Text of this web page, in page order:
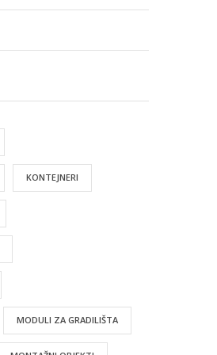
KONTEJNERI
MODULI ZA GRADILIŠTA